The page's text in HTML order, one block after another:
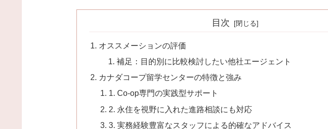
目次
オススメーションの評価
補足：目的別に比較検討したい他社エージェント
カナダコープ留学センターの特徴と強み
1. Co-op専門の実践型サポート
2. 永住を視野に入れた進路相談にも対応
3. 実務経験豊富なスタッフによる的確なアドバイス